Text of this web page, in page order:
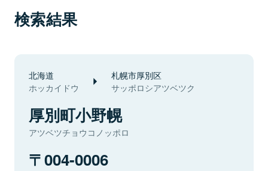
検索結果
北海道
ホッカイドウ
札幌市厚別区
サッポロシアツベツク
厚別町小野幌
アツベツチョウコノッポロ
004-0006